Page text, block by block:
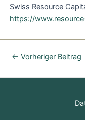
Swiss Resource
https://
← Vorheriger Beitrag